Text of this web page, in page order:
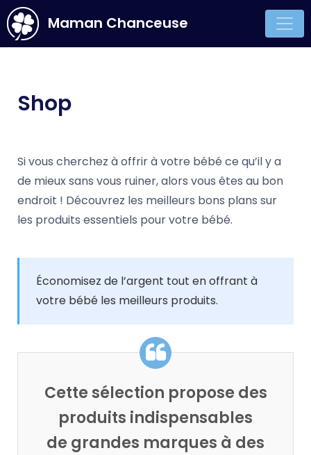
Main Navigation
Maman Chanceuse
Shop
Si vous cherchez à offrir à votre bébé ce qu’il y a
de mieux sans vous ruiner, alors vous êtes au bon
endroit ! Découvrez les meilleurs bons plans sur
les produits essentiels pour votre bébé.
Économisez de l’argent tout en offrant à
votre bébé les meilleurs produits.
Cette sélection propose des
produits indispensables
de grandes marques à des